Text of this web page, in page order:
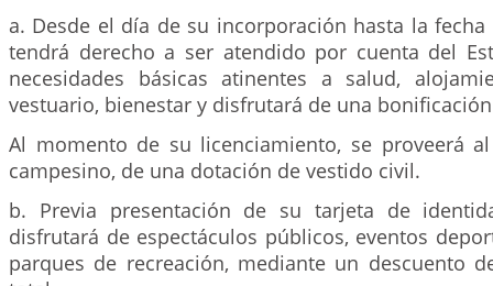
a. Desde el día de su incorporación hasta la
tendrá derecho a ser atendido por cuenta del
necesidades básicas atinentes a salud,
vestuario, bienestar y disfrutará de una
Al momento de su licenciamiento, se proveerá
campesino, de una dotación de vestido civil.
b. Previa presentación de su tarjeta de
disfrutará de espectáculos públicos, eventos
parques de recreación, mediante un descuento